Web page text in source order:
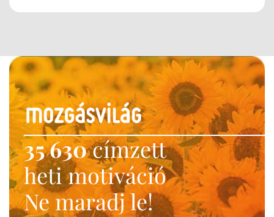
35 630címzett
heti motiváció
Ne maradj le!